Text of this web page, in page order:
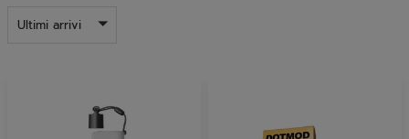
Ultimi arrivi